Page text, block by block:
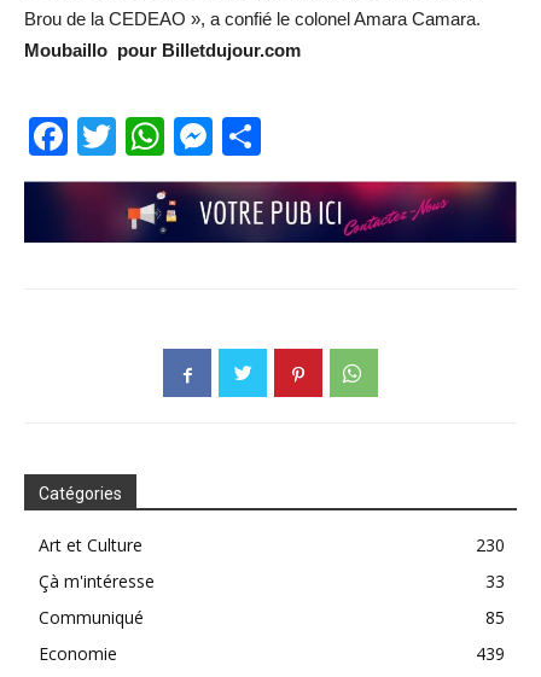
Brou de la CEDEAO », a confié le colonel Amara Camara.
Moubaillo pour Billetdujour.com
Facebook
TwitterWhatsApp
Messenger
Catégories
Art et Culture
230
Çà m'intéresse
33
Communiqué
85
Economie
439